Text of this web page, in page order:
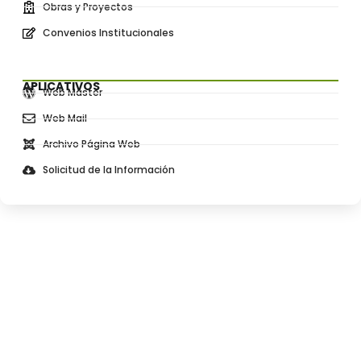
Obras y Proyectos
Convenios Institucionales
APLICATIVOS
Web Master
Web Mail
Archivo Página Web
Solicitud de la Información